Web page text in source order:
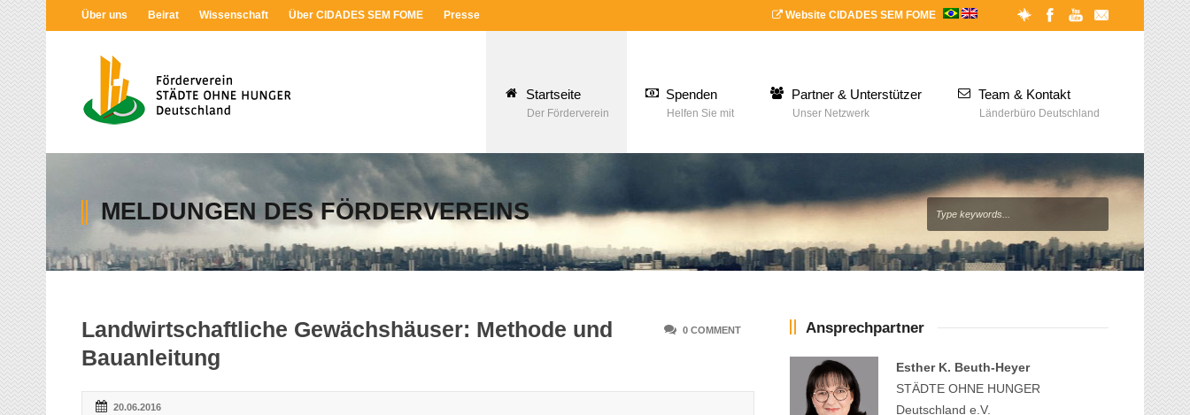
Über uns Beirat Wissenschaft Über CIDADES SEM FOME Presse Website CIDADES SEM FOME
Startseite
Der Förderverein
Spenden
Helfen Sie mit
Partner & Unterstützer
Unser Netzwerk
Team & Kontakt
Länderbüro Deutschland
MELDUNGEN DES FÖRDERVEREINS
0 COMMENT
Landwirtschaftliche Gewächshäuser: Methode und
Bauanleitung
20.06.2016
Ansprechpartner
Esther K. Beuth-Heyer
STÄDTE OHNE HUNGER
Deutschland e.V.